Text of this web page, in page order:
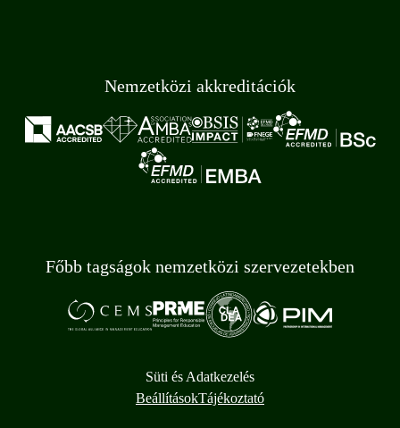
Nemzetközi akkreditációk
Főbb tagságok nemzetközi szervezetekben
Süti és Adatkezelés
BeállításokTájékoztató